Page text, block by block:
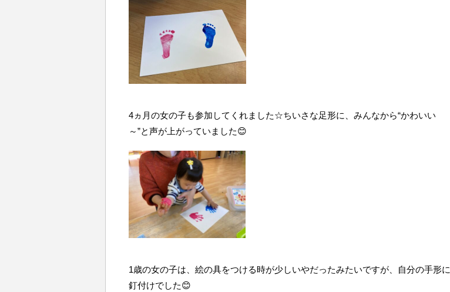
4ヵ月の女の子も参加してくれました☆ちいさな足形に、みんなから“かわいい
～”と声が上がっていました😊
1歳の女の子は、絵の具をつける時が少しいやだったみたいですが、自分の手形に
釘付けでした😊